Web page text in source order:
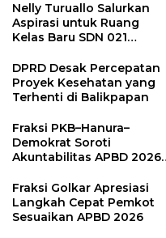
Nelly Turuallo Salurkan
Aspirasi untuk Ruang
Kelas Baru SDN 021
DPRD Desak Percepatan
Proyek Kesehatan yang
Terhenti di Balikpapan
Fraksi PKB–Hanura–
Demokrat Soroti
Akuntabilitas APBD 2026
Pengawasan Belanja
Modal
Fraksi Golkar Apresiasi
Langkah Cepat Pemkot
Sesuaikan APBD 2026